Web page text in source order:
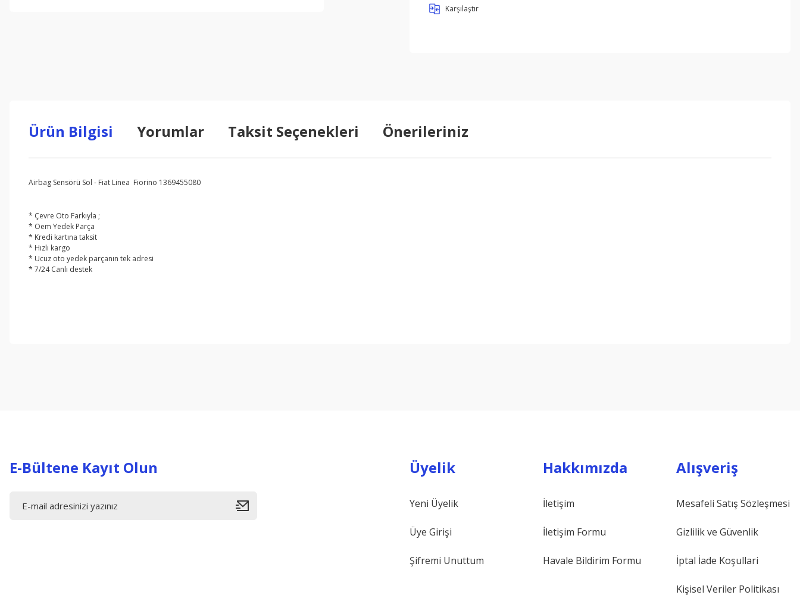
Karşılaştır
Ürün Bilgisi Yorumlar Taksit Seçenekleri Önerileriniz
Airbag Sensörü Sol - Fiat Linea Fiorino 1369455080
* Çevre Oto Farkıyla ;
* Oem Yedek Parça
* Kredi kartına taksit
* Hızlı kargo
* Ucuz oto yedek parçanın tek adresi
* 7/24 Canlı destek
E-Bültene Kayıt Olun Üyelik
Yeni Üyelik
Üye Girişi
Şifremi Unuttum
Hakkımızda
İletişim
İletişim Formu
Havale Bildirim Formu
Alışveriş
Mesafeli Satış Sözleşmesi
Gizlilik ve Güvenlik
İptal İade Koşullari
Kişisel Veriler Politikası